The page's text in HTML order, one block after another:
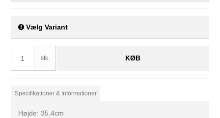
Vælg Variant
stk. KØB
Specifikationer & Informationer
Højde: 35,4cm